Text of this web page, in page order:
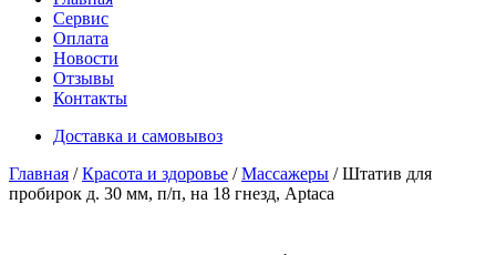
Сервис
Оплата
Новости
Отзывы
Контакты
Доставка и самовывоз
Главная /Красота и здоровье /Массажеры / Штатив для
пробирок д. 30 мм, п/п, на 18 гнезд, Aptaca